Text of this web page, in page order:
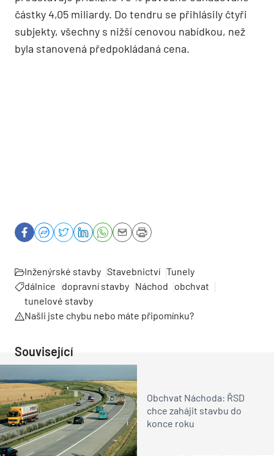
částky 4,05 miliardy. Do tendru se přihlásily čtyři
subjekty, všechny s nižší cenovou nabídkou, než
byla stanovená předpokládaná cena.
Inženýrské stavby Stavebnictví Tunely
dálnice
dopravní stavby Náchod
obchvat
tunelové stavby
Našli jste chybu nebo máte připomínku?
Související
Obchvat Náchoda: ŘSD
chce zahájit stavbu do
konce roku